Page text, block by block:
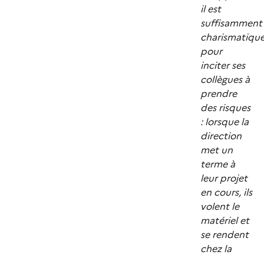
il est
suffisamment
pour
inciter ses
collègues à
prendre
des risques
: lorsque la
direction
met un
terme à
leur projet
en cours, ils
volent le
matériel et
se rendent
chez la